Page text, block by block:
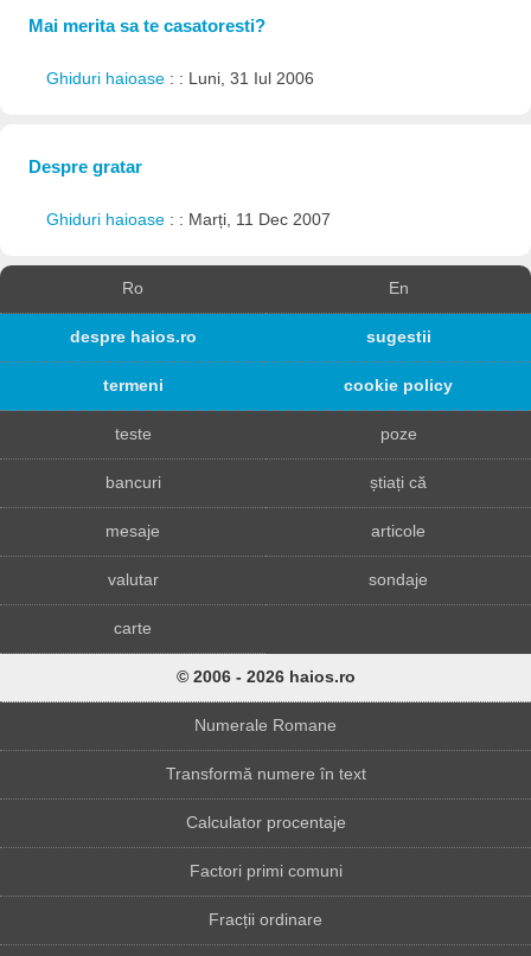
Mai merita sa te casatoresti?
Ghiduri haioase : : Luni, 31 Iul 2006
Despre gratar
Ghiduri haioase : : Marți, 11 Dec 2007
Ro En
despre haios.ro sugestii
termeni cookie policy
teste poze
bancuri știați că
mesaje articole
valutar sondaje
carte
© 2006 - 2026 haios.ro
Numerale Romane
Transformă numere în text
Calculator procentaje
Factori primi comuni
Fracții ordinare